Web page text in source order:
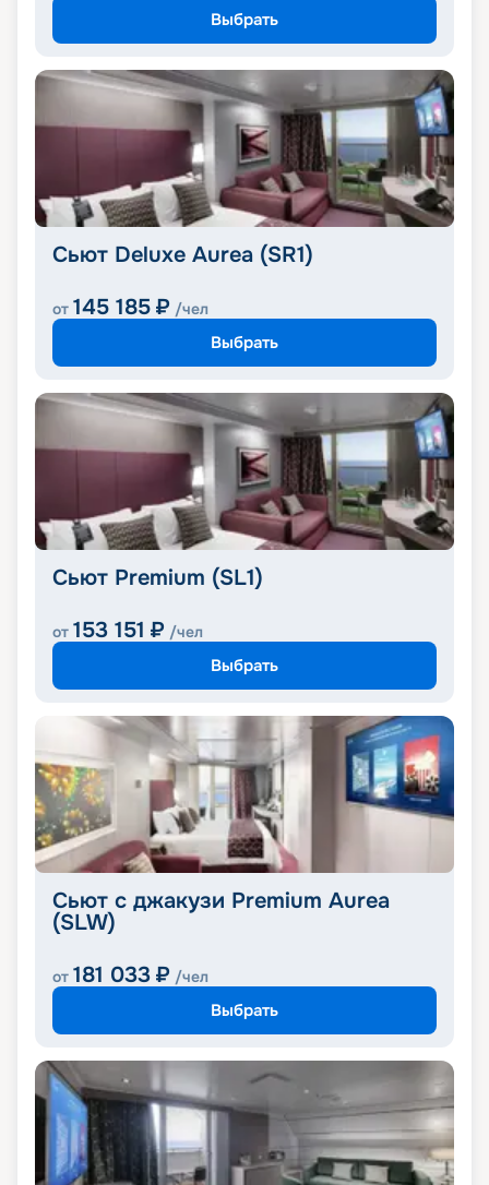
Выбрать
Сьют Deluxe Aurea (SR1)
от 145 185 ₽ /чел
Выбрать
Сьют Premium (SL1)
от 153 151 ₽ /чел
Выбрать
Сьют с джакузи Premium Aurea
(SLW)
от 181 033 ₽ /чел
Выбрать